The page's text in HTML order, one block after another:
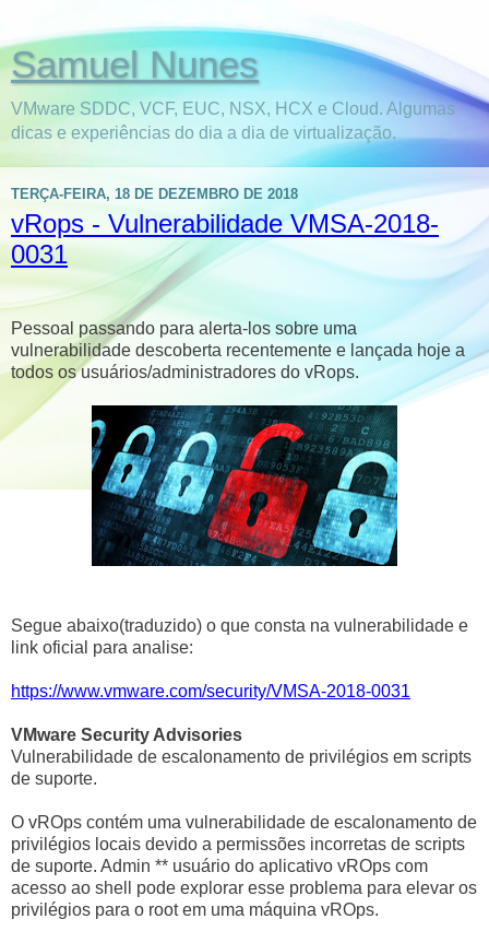
Samuel Nunes
VMware SDDC, VCF, EUC, NSX, HCX e Cloud. Algumas
dicas e experiências do dia a dia de virtualização.
TERÇA-FEIRA, 18 DE DEZEMBRO DE 2018
vRops - Vulnerabilidade VMSA-2018-
0031
Pessoal passando para alerta-los sobre uma
vulnerabilidade descoberta recentemente e lançada hoje a
todos os usuários/administradores do vRops.
Segue abaixo(traduzido) o que consta na vulnerabilidade e
link oficial para analise:
https://www.vmware.com/security/VMSA-2018-0031
VMware Security Advisories
Vulnerabilidade de escalonamento de privilégios em scripts
de suporte.
O vROps contém uma vulnerabilidade de escalonamento de
privilégios locais devido a permissões incorretas de scripts
de suporte. Admin ** usuário do aplicativo vROps com
acesso ao shell pode explorar esse problema para elevar os
privilégios para o root em uma máquina vROps.